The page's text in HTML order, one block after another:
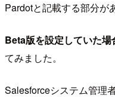
Pardotと記載する部分が
Beta版を設定していた
てみました。
Salesforceシステム管理